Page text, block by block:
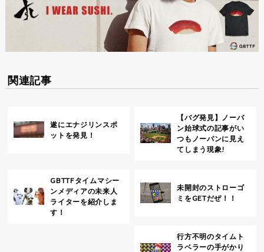
関連記事
遂にエナジリンスポ
ットを発見！
【バグ発見】ノーバ
ン始球式の記事がい
つもノーパンに見え
てしまう現象!
GBTTFタイムマシー
ンメディアの未来人
ライターを紹介しま
す！
未開封のストローゴ
ミをGETだぜ！！
行方不明のタイムト
ラベラーの手がかり